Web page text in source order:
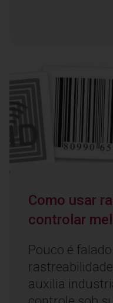
Como usar
controlar
Pouco é
auxilia